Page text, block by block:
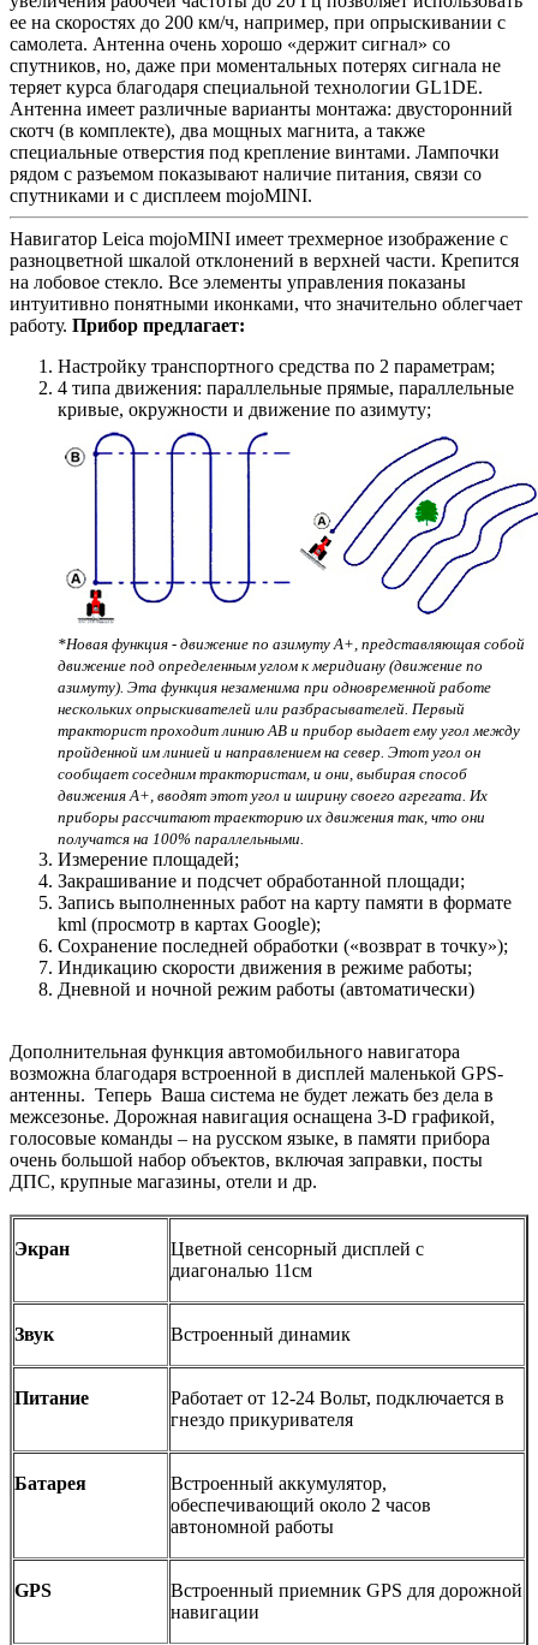
ее на скоростях до 200 км/ч, например, при опрыскивании с
самолета. Антенна очень хорошо «держит сигнал» со
спутников, но, даже при моментальных потерях сигнала не
теряет курса благодаря специальной технологии GL1DE.
Антенна имеет различные варианты монтажа: двусторонний
скотч (в комплекте), два мощных магнита, а также
специальные отверстия под крепление винтами. Лампочки
рядом с разъемом показывают наличие питания, связи со
спутниками и с дисплеем mojoMINI.
Навигатор Leica mojoMINI имеет трехмерное изображение с
разноцветной шкалой отклонений в верхней части. Крепится
на лобовое стекло. Все элементы управления показаны
интуитивно понятными иконками, что значительно облегчает
работу. Прибор предлагает:
Настройку транспортного средства по 2 параметрам;
4 типа движения: параллельные прямые, параллельные
кривые, окружности и движение по азимуту;
*Новая функция - движение по азимуту А+, представляющая собой
движение под определенным углом к меридиану (движение по
азимуту). Эта функция незаменима при одновременной работе
нескольких опрыскивателей или разбрасывателей. Первый
тракторист проходит линию АВ и прибор выдает ему угол между
пройденной им линией и направлением на север. Этот угол он
сообщает соседним трактористам, и они, выбирая способ
движения А+, вводят этот угол и ширину своего агрегата. Их
приборы рассчитают траекторию их движения так, что они
получатся на 100% параллельными.
Измерение площадей;
Закрашивание и подсчет обработанной площади;
Запись выполненных работ на карту памяти в формате
kml (просмотр в картах Google);
Сохранение последней обработки («возврат в точку»);
Индикацию скорости движения в режиме работы;
Дневной и ночной режим работы (автоматически)
Дополнительная функция автомобильного навигатора
возможна благодаря встроенной в дисплей маленькой GPS-
антенны. Теперь Ваша система не будет лежать без дела в
межсезонье. Дорожная навигация оснащена 3-D графикой,
голосовые команды – на русском языке, в памяти прибора
очень большой набор объектов, включая заправки, посты
ДПС, крупные магазины, отели и др.
Экран
Цветной сенсорный дисплей с
диагональю 11см
Звук Встроенный динамик
Питание
Работает от 12-24 Вольт, подключается в
гнездо прикуривателя
Батарея
Встроенный аккумулятор,
обеспечивающий около 2 часов
автономной работы
GPS
Встроенный приемник GPS для дорожной
навигации